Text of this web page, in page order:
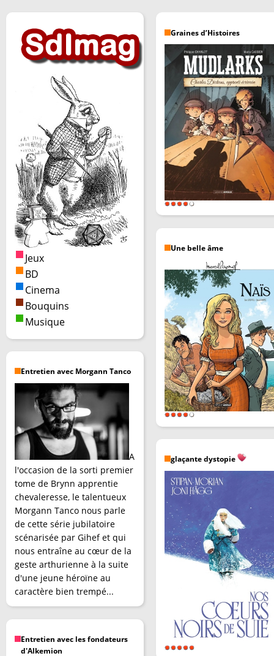
Jeux
BD
Cinema
Bouquins
Musique
Entretien avec Morgann Tanco
A
l'occasion de la sorti premier
tome de Brynn apprentie
chevaleresse, le talentueux
Morgann Tanco nous parle
de cette série jubilatoire
scénarisée par Gihef et qui
nous entraîne au cœur de la
geste arthurienne à la suite
d'une jeune héroïne au
caractère bien trempé...
Entretien avec les fondateurs
d'Alkemion
Graines d’Histoires
Une belle âme
glaçante dystopie